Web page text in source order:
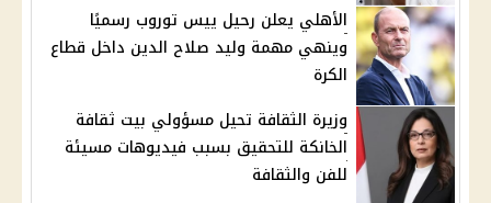
الأهلي يعلن رحيل ييس توروب رسميًا
وينهي مهمة وليد صلاح الدين داخل قطاع
الكرة
وزيرة الثقافة تحيل مسؤولي بيت ثقافة
الخانكة للتحقيق بسبب فيديوهات مسيئة
للفن والثقافة